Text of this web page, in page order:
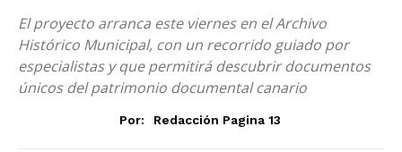
El proyecto arranca este viernes en el Archivo
Histórico Municipal, con un recorrido guiado por
especialistas y que permitirá descubrir documentos
únicos del patrimonio documental canario
Por: Redacción Pagina 13